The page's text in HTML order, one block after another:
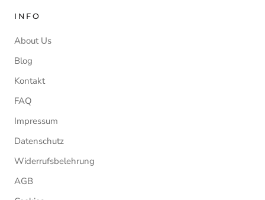
INFO
About Us
Blog
Kontakt
FAQ
Impressum
Datenschutz
Widerrufsbelehrung
AGB